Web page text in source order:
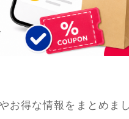
お得な情報をまとめま